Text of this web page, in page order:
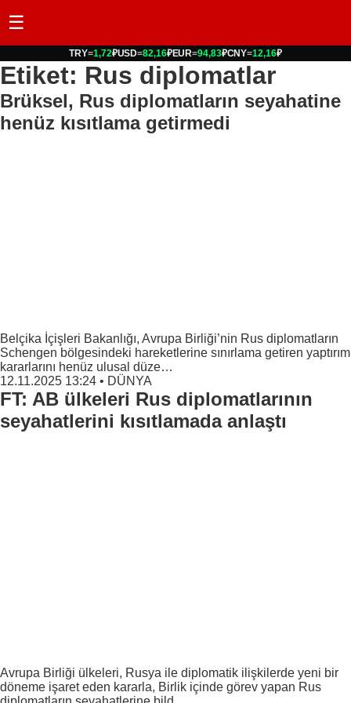
☰
TRY=1,72₽USD=82,16₽EUR=94,83₽CNY=12,16₽
Etiket: Rus diplomatlar
Brüksel, Rus diplomatların seyahatine
henüz kısıtlama getirmedi
Belçika İçişleri Bakanlığı, Avrupa Birliği’nin Rus diplomatların
Schengen bölgesindeki hareketlerine sınırlama getiren yaptırım
kararlarını henüz ulusal düze…
12.11.2025 13:24 • DÜNYA
FT: AB ülkeleri Rus diplomatlarının
seyahatlerini kısıtlamada anlaştı
Avrupa Birliği ülkeleri, Rusya ile diplomatik ilişkilerde yeni bir
döneme işaret eden kararla, Birlik içinde görev yapan Rus